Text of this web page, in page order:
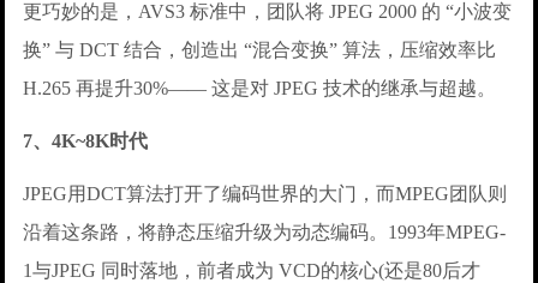
更巧妙的是，AVS3 标准中，团队将 JPEG 2000 的 “小波变
换” 与 DCT 结合，创造出 “混合变换” 算法，压缩效率比
H.265 再提升30%—— 这是对 JPEG 技术的继承与超越。
7、4K~8K时代
JPEG用DCT算法打开了编码世界的大门，而MPEG团队则
沿着这条路，将静态压缩升级为动态编码。1993年MPEG-
1与JPEG 同时落地，前者成为 VCD的核心(还是80后才